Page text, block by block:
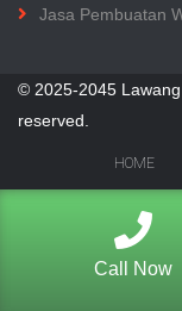
Jasa Pembuatan
© 2025-2045
reserved.
HOME
Call Now